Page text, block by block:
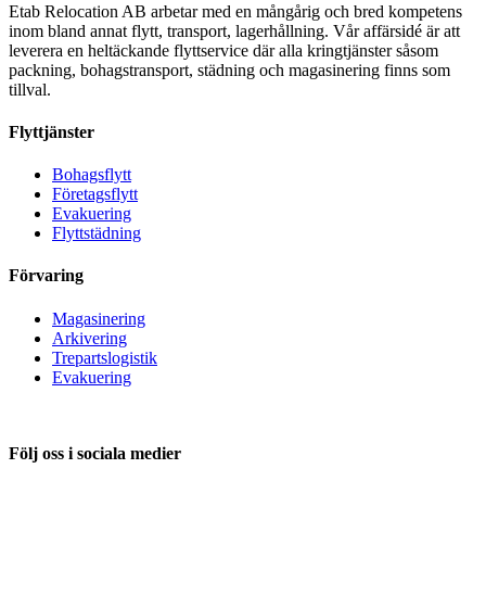
Etab Relocation AB arbetar med en mångårig och bred kompetens
inom bland annat flytt, transport, lagerhållning. Vår affärsidé är att
leverera en heltäckande flyttservice där alla kringtjänster såsom
packning, bohagstransport, städning och magasinering finns som
tillval.
Flyttjänster
Bohagsflytt
Företagsflytt
Evakuering
Flyttstädning
Förvaring
Magasinering
Arkivering
Trepartslogistik
Evakuering
Följ oss i sociala medier